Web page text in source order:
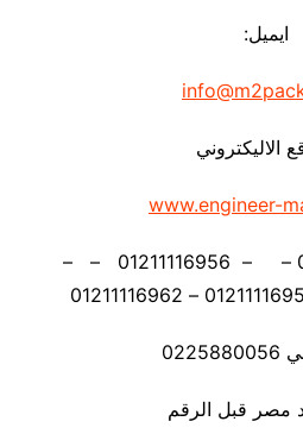
ايميل:
الاليكتروني
www.engineer-
موبايل: 01211116954 – – 01211116956 – –